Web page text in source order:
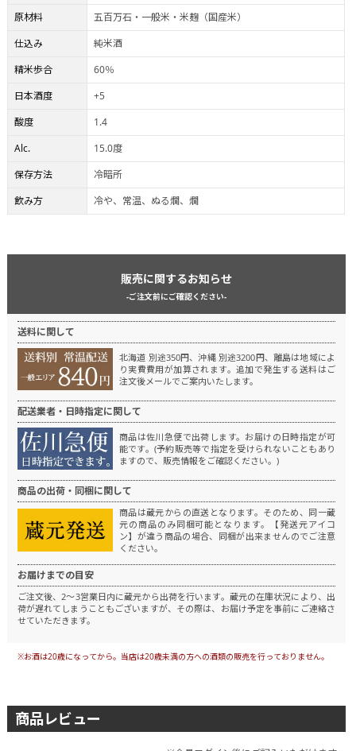
原材料
五百万石・一般米・米麹（国産米）
仕込み
純米酒
精米歩合
60％
日本酒度
+5
酸度
1.4
Alc.
15.0度
保存方法
冷暗所
飲み方
冷や、常温、ぬる燗、燗
販売に関するお知らせ
-ご注文前にご確認ください-
送料に関して
北海道 別途350円、沖縄 別途3200円、離島は地域によ
り実費費用が加算されます。 追加で発生する送料はご
注文後メールでご案内いたします。
配送業者・日時指定に関して
商品は佐川急便で出荷します。 お届けの日時指定が可
能です。(予約販売等で指定を受けられないこともあり
ますので、販売情報をご確認ください。)
商品の出荷・同梱に関して
商品は蔵元からの直送となります。 そのため、同一蔵
元の商品のみ同梱可能となります。
【発送元アイコ
ン】が違う商品の場合、同梱が出来ませんのでご注意
ください。
お届けまでの目安
ご注文後、2～3営業日内に蔵元から出荷を行います。 蔵元の在庫状況により、出
荷が遅れてしまうこともございますが、その際は、お届け予定を事前にご連絡さ
せていただきます。
※お酒は20歳になってから。当店は20歳未満の方への酒類の販売を行っておりません。
商品レビュー